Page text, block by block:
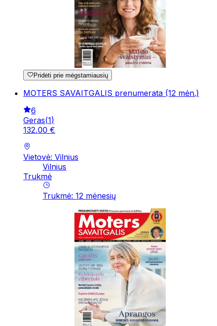
Pridėti prie mėgstamiausių
MOTERS SAVAITGALIS prenumerata (12 mėn.)
6
Geras(1)
132,00 €
Vietovė: Vilnius
Vilnius
Trukmė
Trukmė: 12 mėnesių